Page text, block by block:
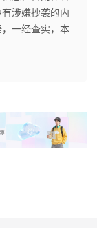
涉嫌抄袭的内
一经查实，本